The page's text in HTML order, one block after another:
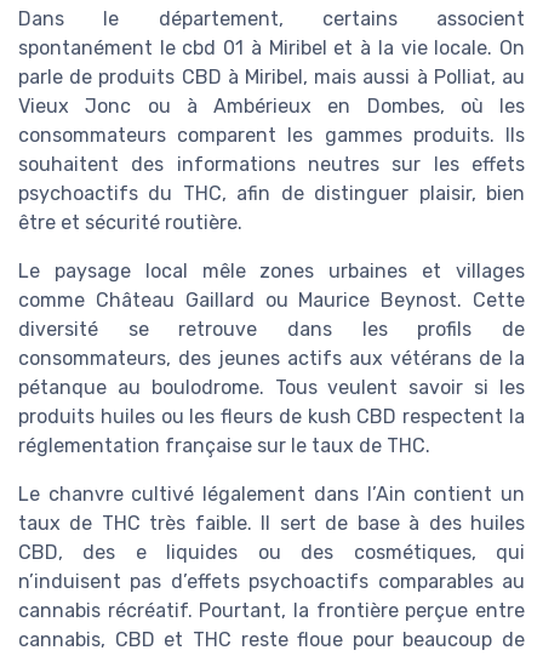
Dans le département, certains associent
spontanément le cbd 01 à Miribel et à la vie locale. On
parle de produits CBD à Miribel, mais aussi à Polliat, au
Vieux Jonc ou à Ambérieux en Dombes, où les
consommateurs comparent les gammes produits. Ils
souhaitent des informations neutres sur les effets
psychoactifs du THC, afin de distinguer plaisir, bien
être et sécurité routière.
Le paysage local mêle zones urbaines et villages
comme Château Gaillard ou Maurice Beynost. Cette
diversité se retrouve dans les profils de
consommateurs, des jeunes actifs aux vétérans de la
pétanque au boulodrome. Tous veulent savoir si les
produits huiles ou les fleurs de kush CBD respectent la
réglementation française sur le taux de THC.
Le chanvre cultivé légalement dans l’Ain contient un
taux de THC très faible. Il sert de base à des huiles
CBD, des e liquides ou des cosmétiques, qui
n’induisent pas d’effets psychoactifs comparables au
cannabis récréatif. Pourtant, la frontière perçue entre
cannabis, CBD et THC reste floue pour beaucoup de